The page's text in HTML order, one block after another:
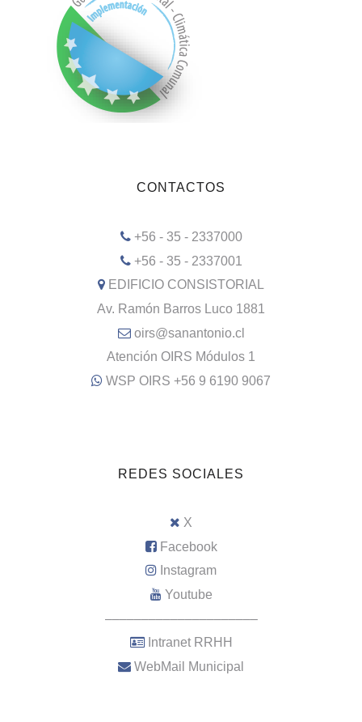
CONTACTOS
+56 - 35 - 2337000
+56 - 35 - 2337001
EDIFICIO CONSISTORIAL
Av. Ramón Barros Luco 1881
oirs@sanantonio.cl
Atención OIRS Módulos 1
WSP OIRS +56 9 6190 9067
REDES SOCIALES
X
Facebook
Instagram
Youtube
–––––––––––––––––––––
Intranet RRHH
WebMail Municipal